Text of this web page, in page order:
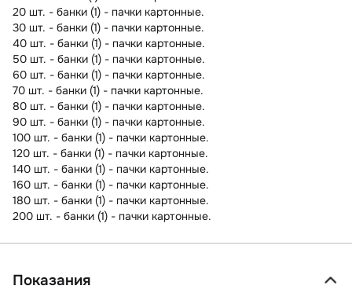
20 шт. - банки (1) - пачки картонные.
30 шт. - банки (1) - пачки картонные.
40 шт. - банки (1) - пачки картонные.
50 шт. - банки (1) - пачки картонные.
60 шт. - банки (1) - пачки картонные.
70 шт. - банки (1) - пачки картонные.
80 шт. - банки (1) - пачки картонные.
90 шт. - банки (1) - пачки картонные.
100 шт. - банки (1) - пачки картонные.
120 шт. - банки (1) - пачки картонные.
140 шт. - банки (1) - пачки картонные.
160 шт. - банки (1) - пачки картонные.
180 шт. - банки (1) - пачки картонные.
200 шт. - банки (1) - пачки картонные.
Показания